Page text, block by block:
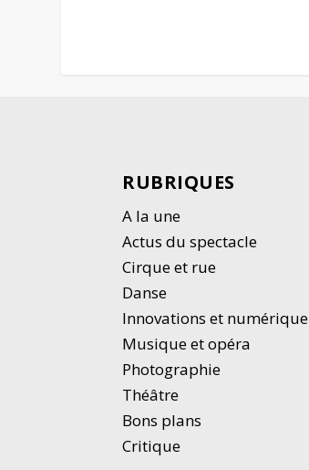
RUBRIQUES
A la une
Actus du spectacle
Cirque et rue
Danse
Innovations et numérique
Musique et opéra
Photographie
Théâtre
Bons plans
Critique